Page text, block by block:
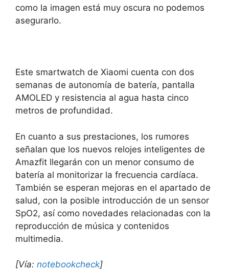
como la imagen está muy oscura no podemos
asegurarlo.
Este smartwatch de Xiaomi cuenta con dos
semanas de autonomía de batería, pantalla
AMOLED y resistencia al agua hasta cinco
metros de profundidad.
En cuanto a sus prestaciones, los rumores
señalan que los nuevos relojes inteligentes de
Amazfit llegarán con un menor consumo de
batería al monitorizar la frecuencia cardíaca.
También se esperan mejoras en el apartado de
salud, con la posible introducción de un sensor
SpO2, así como novedades relacionadas con la
reproducción de música y contenidos
multimedia.
[Vía: notebookcheck]